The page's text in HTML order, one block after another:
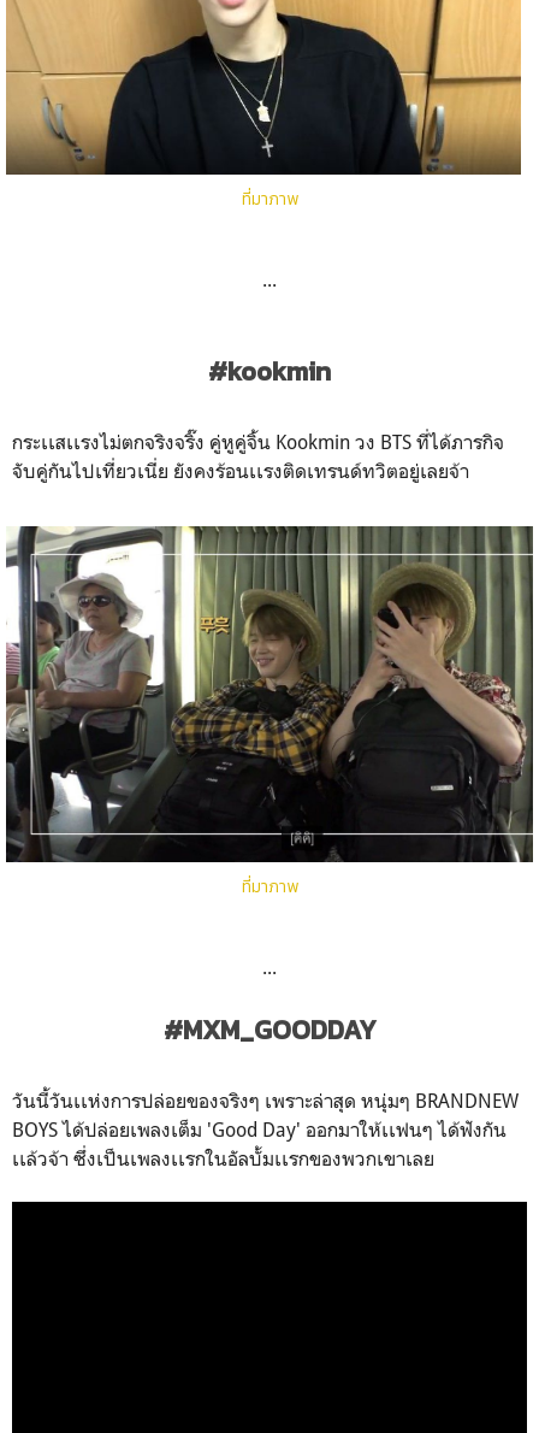
ที่มาภาพ
...
#kookmin
กระเเสเเรงไม่ตกจริงจริ๊ง คู่หูคู่จิ้น Kookmin วง BTS ที่ได้ภารกิจ
จับคู่กันไปเที่ยวเนี่ย ยังคงร้อนเเรงติดเทรนด์ทวิตอยู่เลยจ้า
ที่มาภาพ
...
#MXM_GOODDAY
วันนี้วันเเห่งการปล่อยของจริงๆ เพราะล่าสุด หนุ่มๆ BRANDNEW
BOYS ได้ปล่อยเพลงเต็ม 'Good Day' ออกมาให้เเฟนๆ ได้ฟังกัน
เเล้วจ้า ซึ่งเป็นเพลงเเรกในอัลบั้มเเรกของพวกเขาเลย